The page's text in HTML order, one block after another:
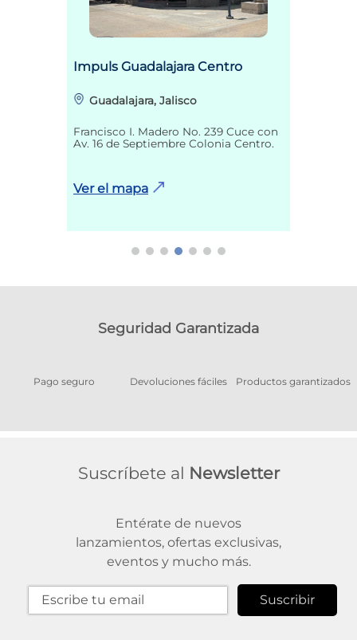
Impuls Guadalajara Centro
Guadalajara, Jalisco
Francisco I. Madero No. 239 Cuce con
Av. 16 de Septiembre Colonia Centro.
Ver el mapa
Seguridad Garantizada
Pago seguro Devoluciones fáciles Productos garantizados
Suscríbete al Newsletter
Entérate de nuevos
lanzamientos, ofertas exclusivas,
eventos y mucho más.
Suscribir